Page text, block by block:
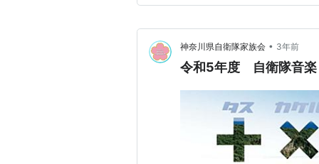
ナウンサーの上重 聡さん。学
神奈川県自衛隊家族会 • 3年前
令和5年度 自衛隊音楽